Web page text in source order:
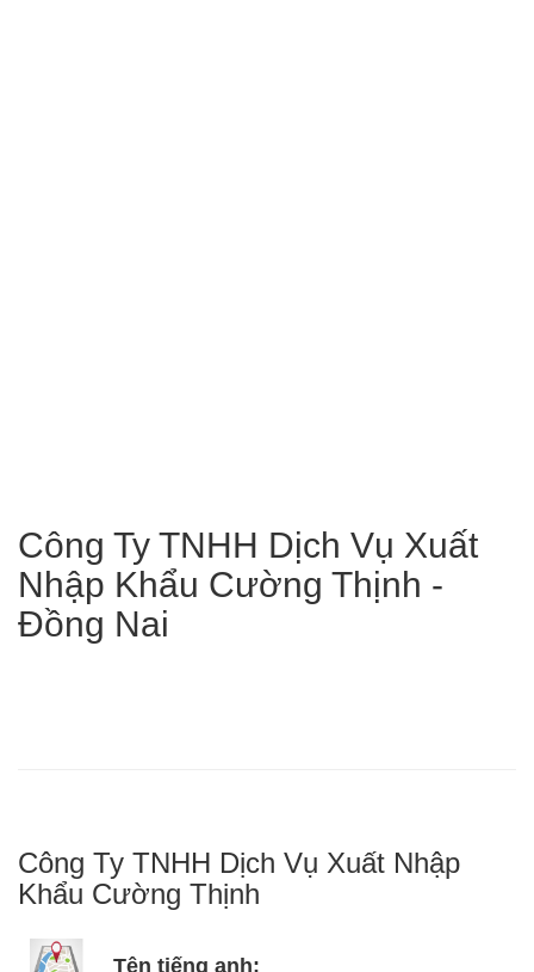
Công Ty TNHH Dịch Vụ Xuất
Nhập Khẩu Cường Thịnh -
Đồng Nai
Công Ty TNHH Dịch Vụ Xuất Nhập
Khẩu Cường Thịnh
Tên tiếng anh: